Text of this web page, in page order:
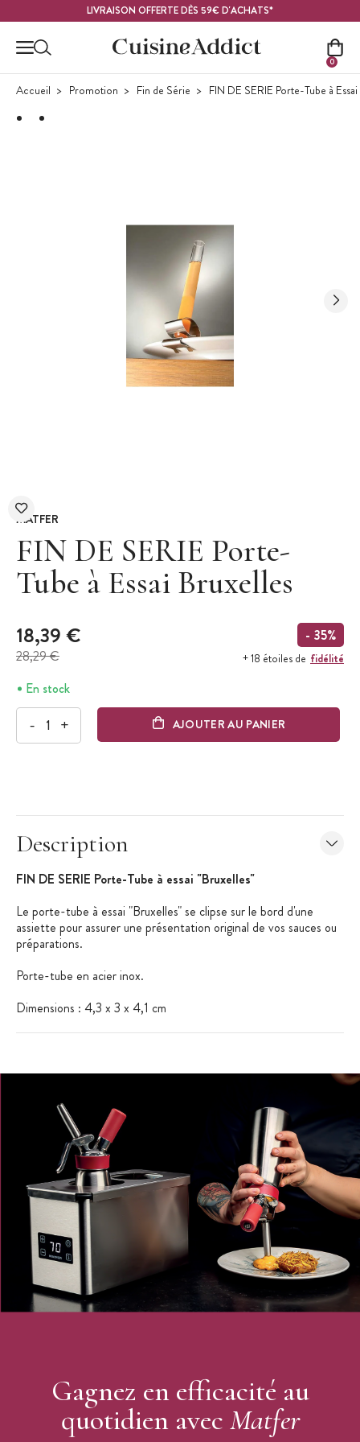
LIVRAISON OFFERTE DÈS 59€ D'ACHATS*
0
Accueil Promotion Fin de Série FIN DE SERIE Porte-Tube à
MATFER
FIN DE SERIE Porte-
Tube à Essai Bruxelles
18,39 €
28,29 €
- 35%
+ 18 étoiles de fidélité
En stock
- + AJOUTER AU PANIER
Description
FIN DE SERIE Porte-Tube à essai "Bruxelles"
Le porte-tube à essai "Bruxelles" se clipse sur le bord d'une
assiette pour assurer une présentation original de vos sauces ou
préparations.
Porte-tube en acier inox.
Dimensions : 4,3 x 3 x 4,1 cm
Gagnez en efficacité au
quotidien avec Matfer